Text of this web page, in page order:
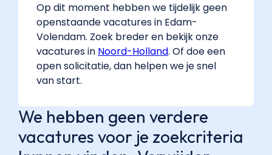
Op dit moment hebben we tijdelijk geen
openstaande vacatures in Edam-
Volendam. Zoek breder en bekijk onze
vacatures in Noord-Holland. Of doe een
open solicitatie, dan helpen we je snel
van start.
We hebben geen verdere
vacatures voor je zoekcriteria